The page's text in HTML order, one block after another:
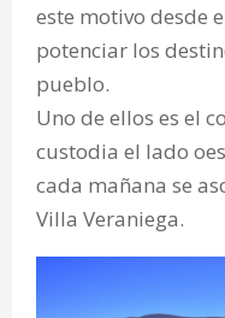
este motivo desde
potenciar los
pueblo.
Uno de ellos es el
custodia el lado
cada mañana se
Villa Veraniega.